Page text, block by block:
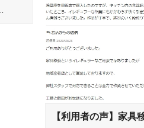
【利用者の声】家具